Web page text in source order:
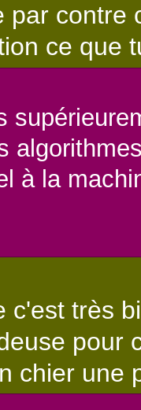
par contre
ce que
à la
c'est très
pour
chier une